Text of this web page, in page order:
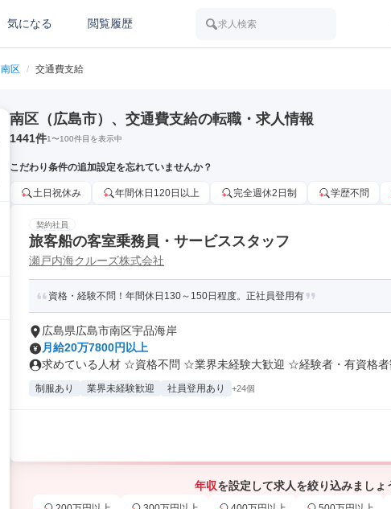
気になる 閲覧履歴 求人検索
南区 / 交通費支給
南区（広島市）、交通費支給の転職・求人情報
1441件1〜100件目を表示中
こだわり条件の追加設定を忘れていませんか？
土日祝休み 年間休日120日以上 完全週休2日制 学歴不問
契約社員
旅客船の客室乗務員・サービススタッフ
瀬戸内海クルーズ株式会社
資格・経験不問！年間休日130～150日程度。正社員登用有
広島県広島市南区宇品海岸
月給20万7800円以上
求めている人材 ☆資格不問 ☆業界未経験大歓迎 ☆経験者・有資格者
制服あり 業界未経験歓迎 社員登用あり +24個
年収を設定して求人を絞り込みましょ